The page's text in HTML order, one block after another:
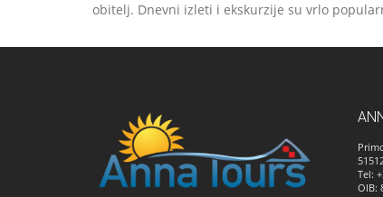
obitelj. Dnevni izleti i ekskurzije su vrlo
Tel:
OIB: